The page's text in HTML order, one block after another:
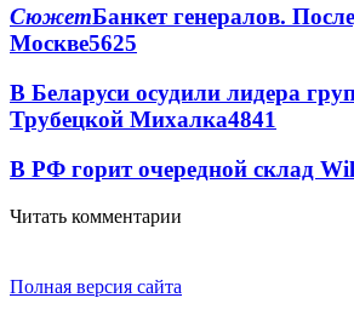
СюжетБанкет генералов.
Москве5625
В Беларуси осудили лидера
Трубецкой Михалка4841
В РФ горит очередной склад
Читать комментарии
Полная версия сайта